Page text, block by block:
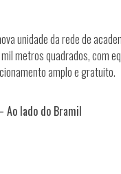
unidade da rede de
metros quadrados, com
amplo e gratuito.
Ao lado do Bramil